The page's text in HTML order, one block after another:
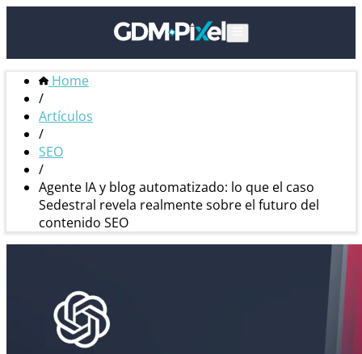
Home
/
Artículos
/
SEO
/
Agente IA y blog automatizado: lo que el caso
Sedestral revela realmente sobre el futuro del
contenido SEO